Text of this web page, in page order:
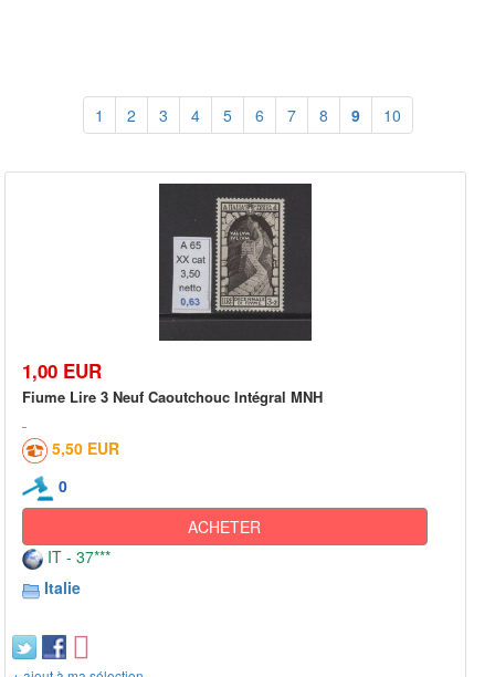
1 2 3 4 5 6 7 8 9 10
1,00 EUR
Fiume Lire 3 Neuf Caoutchouc Intégral MNH
5,50 EUR
0
ACHETER
IT - 37***
Italie